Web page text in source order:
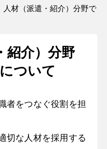
人材（派遣・紹介）分野で
紹介）分野
ついて
者をつなぐ役割を担
切な人材を採用する